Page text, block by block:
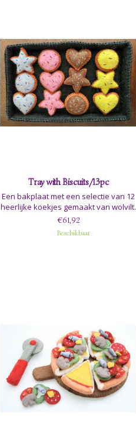
Tray with Biscuits/13pc
Een bakplaat met een selectie van 12
heerlijke koekjes gemaakt van wolvilt.
€61,92
Beschikbaar